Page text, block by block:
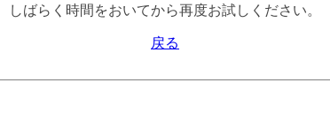
しばらく時間をおいてから再度お試しください。
戻る